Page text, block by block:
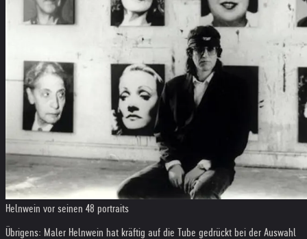
Helnwein vor seinen 48 portraits
Übrigens: Maler Helnwein hat kräftig auf die Tube gedrückt bei der Auswahl